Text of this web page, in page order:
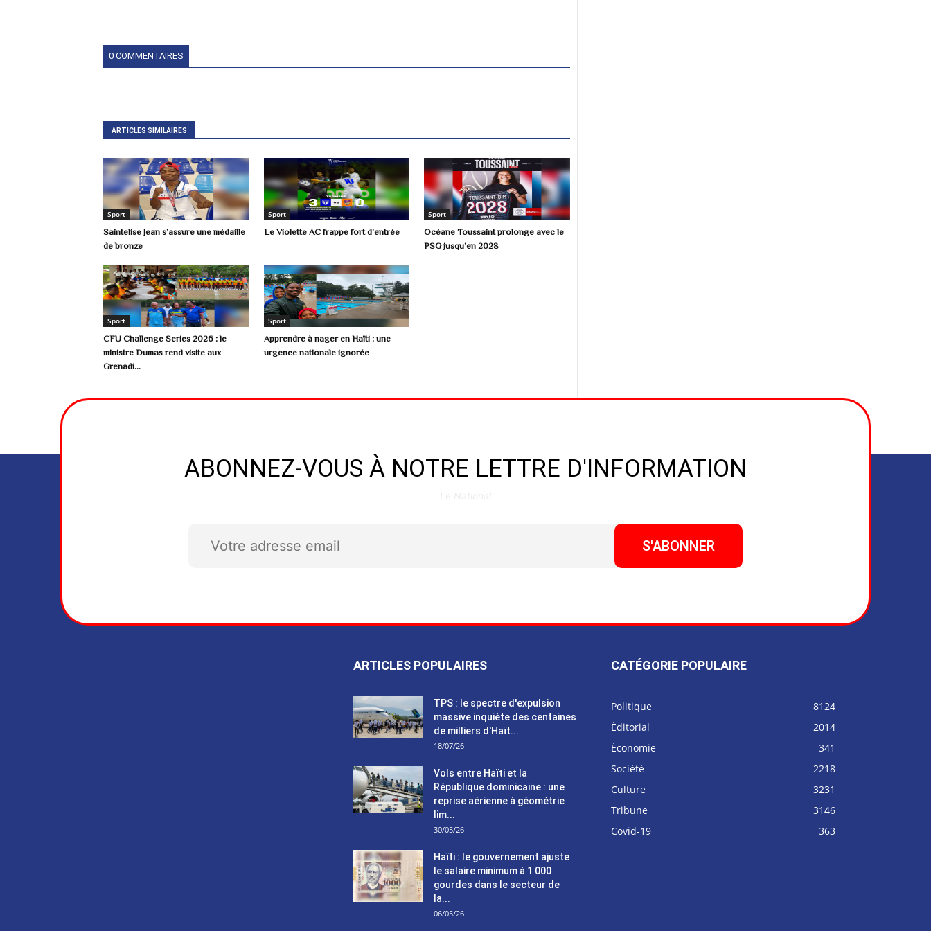
0 COMMENTAIRES
ARTICLES SIMILAIRES
Sport
Saintelise Jean s’assure une médaille
de bronze
Sport
Le Violette AC frappe fort d’entrée
Sport
Océane Toussaint prolonge avec le
PSG jusqu’en 2028
Sport
CFU Challenge Series 2026 : le
ministre Dumas rend visite aux
Grenadi...
Sport
Apprendre à nager en Haïti : une
urgence nationale ignorée
ABONNEZ-VOUS À NOTRE LETTRE D'INFORMATION
ARTICLES POPULAIRES
TPS : le spectre d'expulsion
massive inquiète des centaines
de milliers d'Haït...
18/07/26
Vols entre Haïti et la
République dominicaine : une
reprise aérienne à géométrie
lim...
30/05/26
Haïti : le gouvernement ajuste
le salaire minimum à 1 000
gourdes dans le secteur de
la...
06/05/26
CATÉGORIE POPULAIRE
Politique
8124
Éditorial
2014
Économie
341
Société
2218
Culture
3231
Tribune
3146
Covid-19
363